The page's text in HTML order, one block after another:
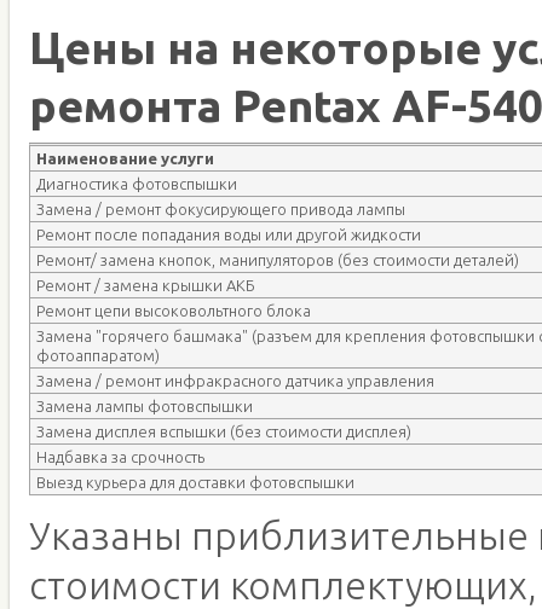
Цены на некоторые
ремонта Pentax AF-
Наименование услуги
Диагностика фотовспышки
Замена / ремонт фокусирующего привода лампы
Ремонт после попадания воды или другой жидкости
Ремонт/ замена кнопок, манипуляторов (без стоимости деталей)
Ремонт / замена крышки АКБ
Ремонт цепи высоковольтного блока
Замена "горячего башмака" (разъем для крепления фотовспышки
фотоаппаратом)
Замена / ремонт инфракрасного датчика управления
Замена лампы фотовспышки
Замена дисплея вспышки (без стоимости дисплея)
Надбавка за срочность
Выезд курьера для доставки фотовспышки
Указаны приблизительные
стоимости